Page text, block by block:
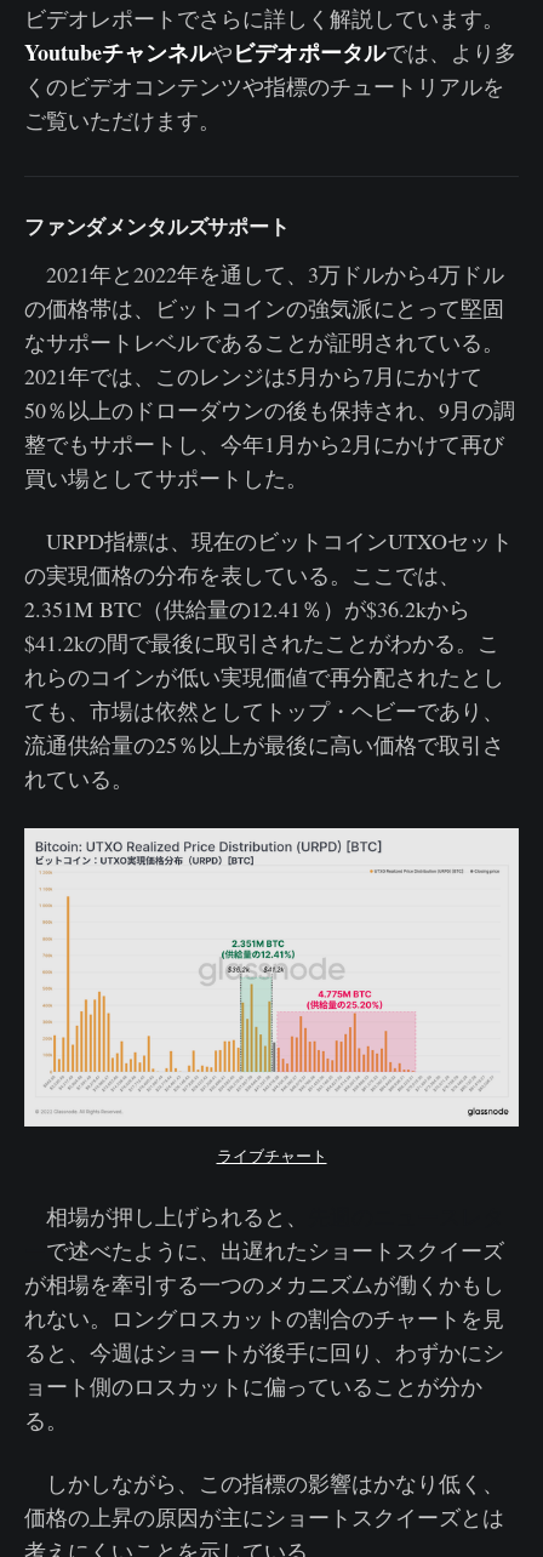
ビデオレポートでさらに詳しく解説しています。
Youtubeチャンネルやビデオポータルでは、より多
くのビデオコンテンツや指標のチュートリアルを
ご覧いただけます。
ファンダメンタルズサポート
2021年と2022年を通して、3万ドルから4万ドル
の価格帯は、ビットコインの強気派にとって堅固
なサポートレベルであることが証明されている。
2021年では、このレンジは5月から7月にかけて
50％以上のドローダウンの後も保持され、9月の調
整でもサポートし、今年1月から2月にかけて再び
買い場としてサポートした。
URPD指標は、現在のビットコインUTXOセット
の実現価格の分布を表している。ここでは、
2.351M BTC（供給量の12.41％）が$36.2kから
$41.2kの間で最後に取引されたことがわかる。こ
れらのコインが低い実現価値で再分配されたとし
ても、市場は依然としてトップ・ヘビーであり、
流通供給量の25％以上が最後に高い価格で取引さ
れている。
ライブチャート
相場が押し上げられると、
で述べたように、出遅れたショートスクイーズ
が相場を牽引する一つのメカニズムが働くかもし
れない。ロングロスカットの割合のチャートを見
ると、今週はショートが後手に回り、わずかにシ
ョート側のロスカットに偏っていることが分か
る。
しかしながら、この指標の影響はかなり低く、
価格の上昇の原因が主にショートスクイーズとは
考えにくいことを示している。